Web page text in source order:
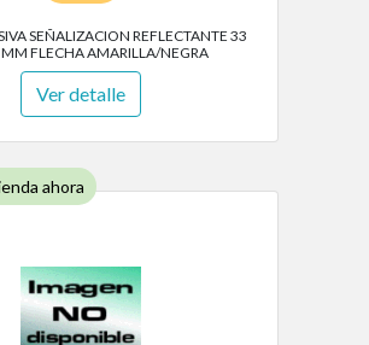
SEÑALIZACION REFLECTANTE 33
FLECHA AMARILLA/NEGRA
Ver detalle
ahora